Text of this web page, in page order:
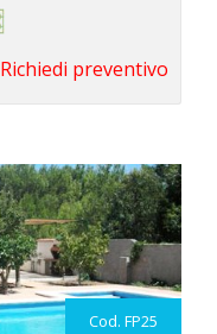
Richiedi preventivo
Cod. FP25